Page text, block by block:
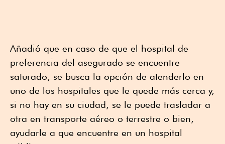
Añadió que en caso de que el hospital de
preferencia del asegurado se encuentre
saturado, se busca la opción de atenderlo en
uno de los hospitales que le quede más cerca y,
si no hay en su ciudad, se le puede trasladar a
otra en transporte aéreo o terrestre o bien,
ayudarle a que encuentre en un hospital